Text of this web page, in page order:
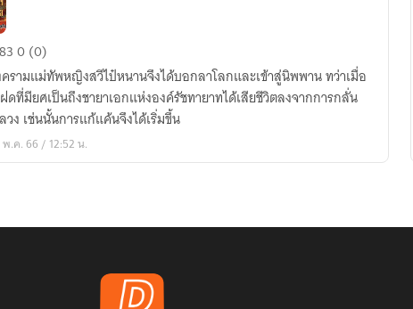
830 (0)
รามแม่ทัพหญิงสวีไป๋หนานจึงได้บอกลาโลกและเข้าสู่นิพพาน ทว่าเมื่อ
ดที่มียศเป็นถึงชายาเอกแห่งองค์รัชทายาทได้เสียชีวิตลงจากการกลั่น
วง เช่นนั้นการแก้แค้นจึงได้เริ่มขึ้น
.ค. 66 / 12:52 น.